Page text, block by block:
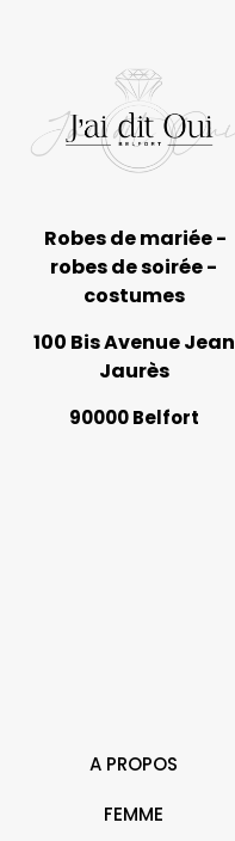
Robes de mariée -
robes de soirée -
costumes
100 Bis Avenue Jean
Jaurès
90000 Belfort
A PROPOS
FEMME